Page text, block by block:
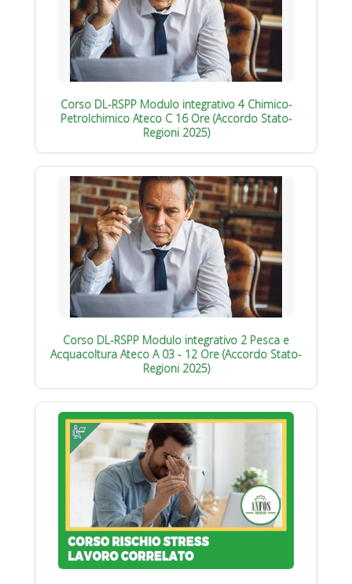
Corso DL-RSPP Modulo integrativo 4 Chimico-
Petrolchimico Ateco C 16 Ore (Accordo Stato-
Regioni 2025)
Corso DL-RSPP Modulo integrativo 2 Pesca e
Acquacoltura Ateco A 03 - 12 Ore (Accordo Stato-
Regioni 2025)